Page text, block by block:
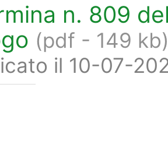
n. 809
(pdf - 149
il 10-07-